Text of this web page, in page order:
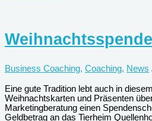
Business Coaching, Coaching, News
Eine gute Tradition lebt auch in
Weihnachtskarten und Präsenten
Marketingberatung einen
Geldbetrag an das Tierheim